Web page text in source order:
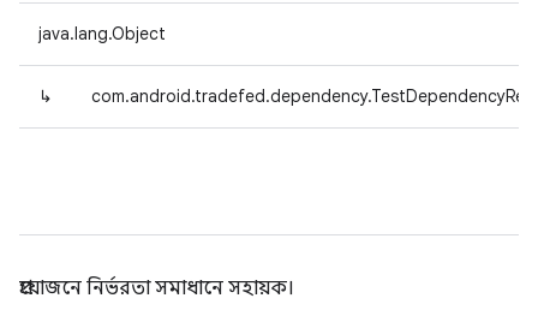
java.lang.Object
↳
প্রয়োজনে নির্ভরতা সমাধানে সহায়ক।